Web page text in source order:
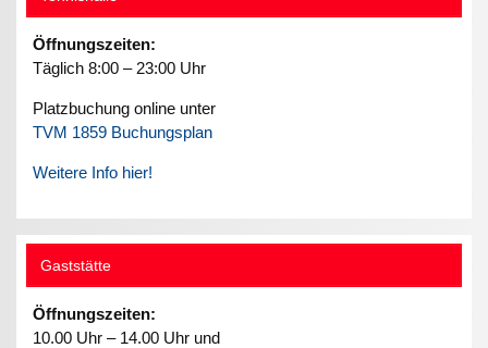
Öffnungszeiten:
Täglich 8:00 – 23:00 Uhr
Platzbuchung online unter
TVM 1859 Buchungsplan
Weitere Info hier!
Gaststätte
Öffnungszeiten:
10.00 Uhr – 14.00 Uhr und